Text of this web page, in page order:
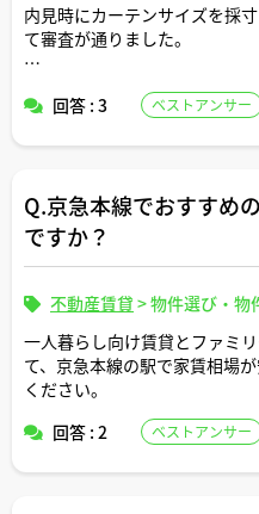
内見時にカーテンサイズを採
て審査が通りました。
ば不動産屋さんに頼めば入居
回答 : 3 ベストアンサー
Q.京急本線でおすすめ
ですか？
不動産賃貸 >物件選び・物
一人暮らし向け賃貸とファミ
て、京急本線の駅で家賃相場
ください。
回答 : 2
ベストアンサー